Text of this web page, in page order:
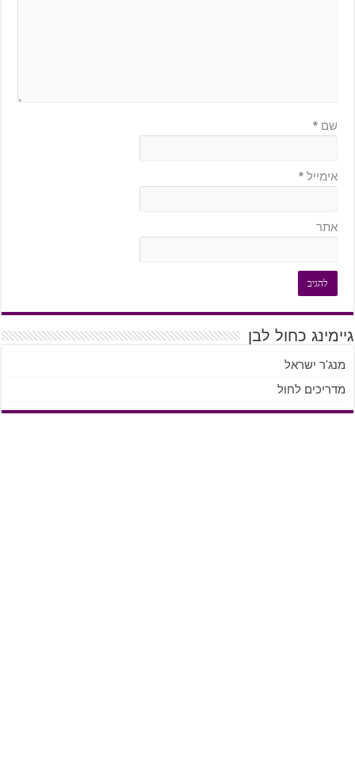
שם *
אימייל *
אתר
גיימינג כחול לבן
מנג'ר ישראל
מדריכים לחול